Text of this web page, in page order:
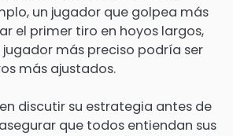
un jugador que golpea más
el primer tiro en hoyos largos,
más preciso podría ser
más ajustados.
discutir su estrategia antes de
que todos entiendan sus